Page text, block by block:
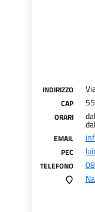
INDIRIZZO
CAP
ORARI
EMAIL
PEC
TELEFONO